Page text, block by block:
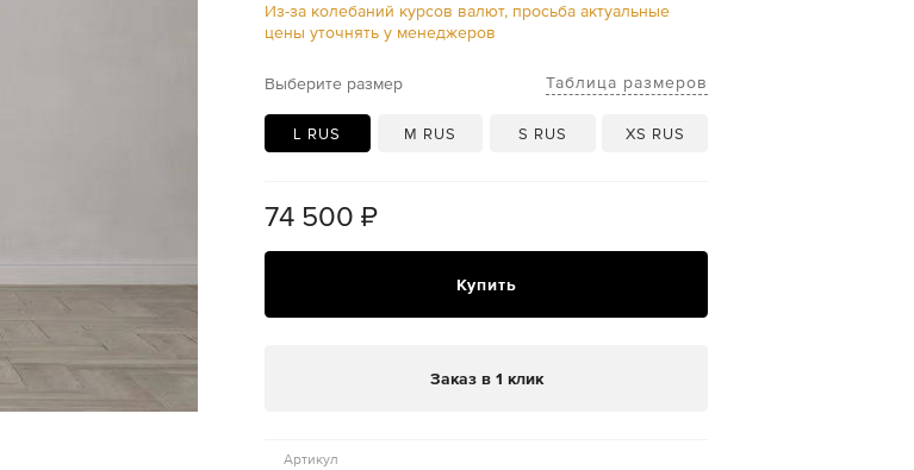
Из-за колебаний курсов валют, просьба актуальные
цены уточнять у менеджеров
Выберите размер Таблица размеров
L RUS M RUS S RUS XS RUS
74 500 ₽
Купить
Заказ в 1 клик
Артикул